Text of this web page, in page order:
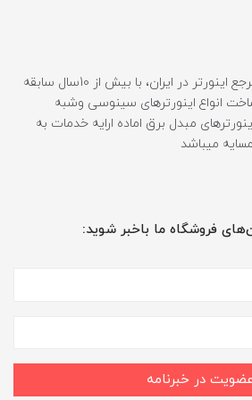
پرشین اینورتر بزرگترین مرجع اینورتر در ایران، با بیش از 10سال سابقه
انواع اینورترهای سینوسی وشبه
مبدل برق اماده ارایه خدمات به
میباشد
فروشگاه ما باخبر شوید:
عضویت در خبرنامه